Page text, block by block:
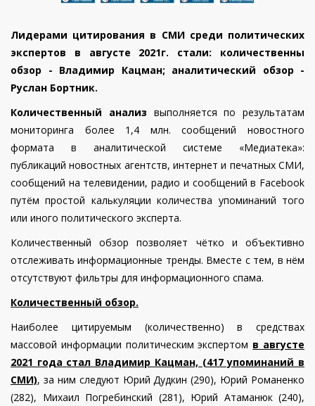
Лидерами цитирования в СМИ среди политических
экспертов в августе 2021г. стали: количественны
обзор - Владимир Кацман; аналитический обзор -
Руслан Бортник.
Количественный анализ выполняется по результатам
мониторинга более 1,4 млн. сообщений новостного
формата в аналитической системе «Медиатека»:
публикаций новостных агентств, интернет и печатных СМИ,
сообщений на телевидении, радио и сообщений в Facebook
путём простой калькуляции количества упоминаний того
или иного политического эксперта.
Количественный обзор позволяет чётко и объективно
отслеживать информационные тренды. Вместе с тем, в нём
отсутствуют фильтры для информационного спама.
Количественный обзор.
Наиболее цитируемым (количественно) в средствах
массовой информации политическим экспертом в августе
2021 года стал Владимир Кацман, (417 упоминаний в
СМИ), за ним следуют Юрий Дудкин (290), Юрий Романенко
(282), Михаил Погребинский (281), Юрий Атаманюк (240),